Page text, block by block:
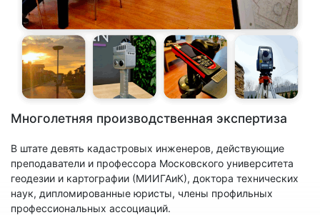
Многолетняя производственная экспертиза
В штате девять кадастровых инженеров, действующие
преподаватели и профессора Московского университета
геодезии и картографии (МИИГАиК), доктора технических
наук, дипломированные юристы, члены профильных
профессиональных ассоциаций.